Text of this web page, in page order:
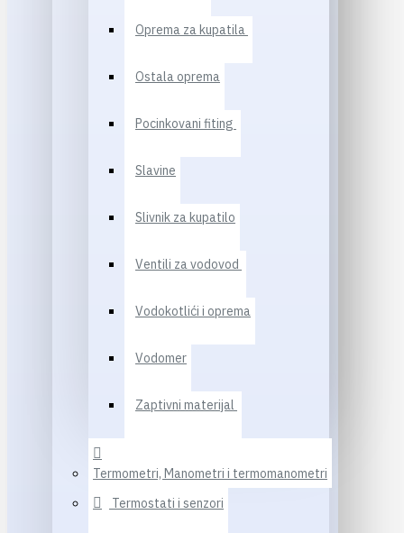
Oprema za kupatila
Ostala oprema
Pocinkovani fiting
Slavine
Slivnik za kupatilo
Ventili za vodovod
Vodokotlići i oprema
Vodomer
Zaptivni materijal
Termometri, Manometri i termomanometri
Termostati i senzori